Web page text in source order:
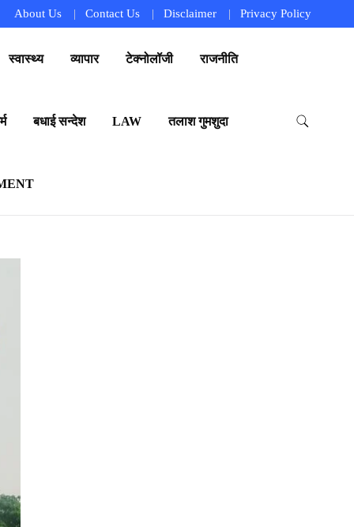
About Us Contact Us Disclaimer Privacy Policy
स्वास्थ्य व्यापार टेक्नोलॉजी राजनीति
बधाई सन्देश LAW तलाश गुमशुदा